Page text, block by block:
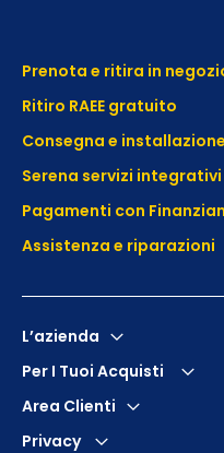
Prenota e ritira in
Ritiro RAEE gratuito
Consegna e
Serena servizi integrativi
Pagamenti con
Assistenza e riparazioni
L’azienda
Per I Tuoi Acquisti
Area Clienti
Privacy